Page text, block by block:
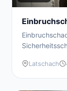
Latschach